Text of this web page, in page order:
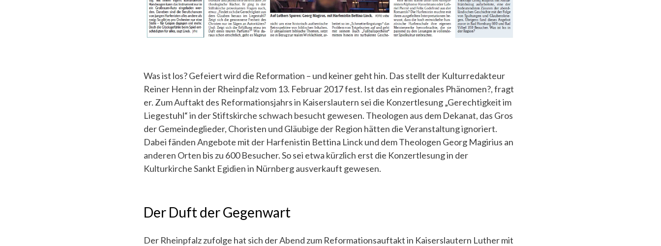
Was ist los? Gefeiert wird die Reformation – und keiner geht hin. Das stellt der Kulturredakteur
Reiner Henn in der Rheinpfalz vom 13. Februar 2017 fest. Ist das ein regionales Phänomen?, fragt
er. Zum Auftakt des Reformationsjahrs in Kaiserslautern sei die Konzertlesung „Gerechtigkeit im
Liegestuhl“ in der Stiftskirche schwach besucht gewesen. Theologen aus dem Dekanat, das Gros
der Gemeindeglieder, Choristen und Gläubige der Region hätten die Veranstaltung ignoriert.
Dabei fänden Angebote mit der Harfenistin Bettina Linck und dem Theologen Georg Magirius an
anderen Orten bis zu 600 Besucher. So sei etwa kürzlich erst die Konzertlesung in der
Kulturkirche Sankt Egidien in Nürnberg ausverkauft gewesen.
Der Duft der Gegenwart
Der Rheinpfalz zufolge hat sich der Abend zum Reformationsauftakt in Kaiserslautern Luther mit